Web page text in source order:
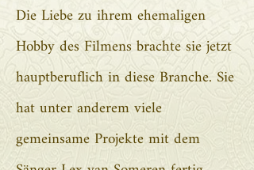
Die Liebe zu ihrem ehemaligen
Hobby des Filmens brachte sie jetzt
hauptberuflich in diese Branche. Sie
hat unter anderem viele
gemeinsame Projekte mit dem